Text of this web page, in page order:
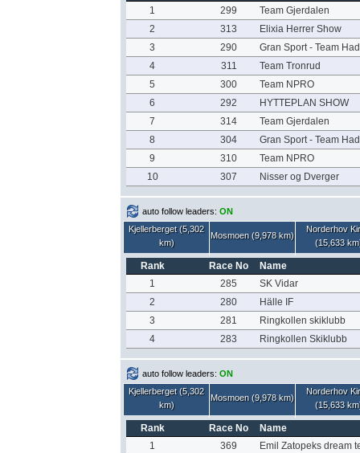
1
299
Team Gjerdalen
2
313
Elixia Herrer Show
3
290
Gran Sport - Team
4
311
Team Tronrud
5
300
Team NPRO
6
292
HYTTEPLAN SHOW
7
314
Team Gjerdalen
8
304
Gran Sport - Team
9
310
Team NPRO
10
307 Nisser og Dverger
auto follow leaders: ON
Kjellerberget (5,302
km)
Mosmoen (9,978 km)
Norderhov
(15,633
Rank Race No
Name
1
285
SK Vidar
2
280
Hälle IF
3
281
Ringkollen skiklubb
4
283 Ringkollen Skiklubb
auto follow leaders: ON
Kjellerberget (5,302
km)
Mosmoen (9,978 km)
Norderhov
(15,633
Rank Race No
Name
1
369
Emil Zatopeks dream